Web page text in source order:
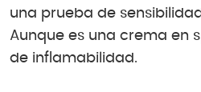
una prueba de
Aunque es una crema en
de inflamabilidad.